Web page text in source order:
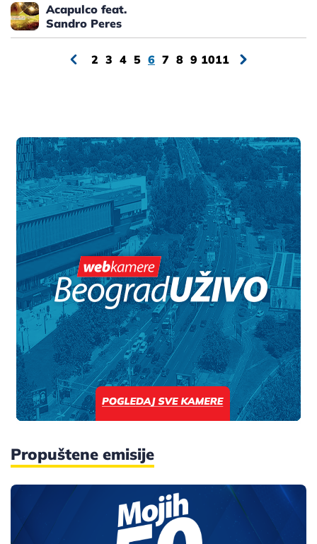
Acapulco feat.
Sandro Peres
2 3 4 5 6 7 8 9 1011
Propuštene emisije